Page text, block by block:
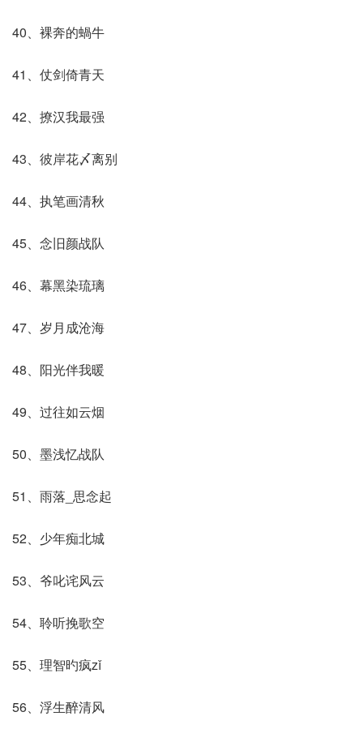
40、裸奔的蝸牛
41、仗剑倚青天
42、撩汉我最强
43、彼岸花〆离别
44、执笔画清秋
45、念旧颜战队
46、幕黑染琉璃
47、岁月成沧海
48、阳光伴我暖
49、过往如云烟
50、墨浅忆战队
51、雨落_思念起
52、少年痴北城
53、爷叱诧风云
54、聆听挽歌空
55、理智旳疯zǐ
56、浮生醉清风